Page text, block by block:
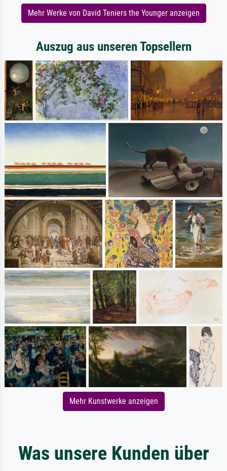
Mehr Werke von David Teniers the Younger anzeigen
Auszug aus unseren Topsellern
Mehr Kunstwerke anzeigen
Was unsere Kunden über